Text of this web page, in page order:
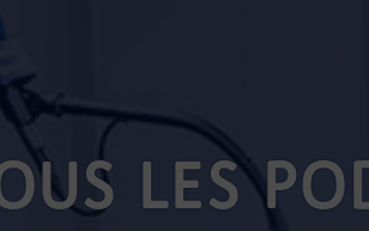
LES